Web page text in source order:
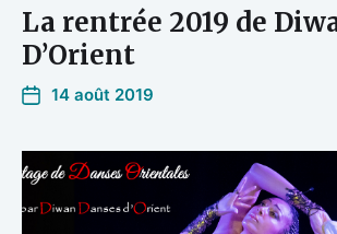
La rentrée 2019 de
D’Orient
14 août 2019